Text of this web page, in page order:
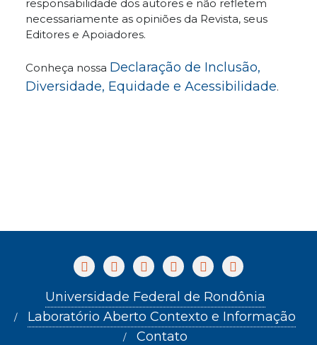
responsabilidade dos autores e não refletem
necessariamente as opiniões da Revista, seus
Editores e Apoiadores.
Conheça nossa Declaração de Inclusão,
Diversidade, Equidade e Acessibilidade.
Universidade Federal de Rondônia
Laboratório Aberto Contexto e Informação
Contato